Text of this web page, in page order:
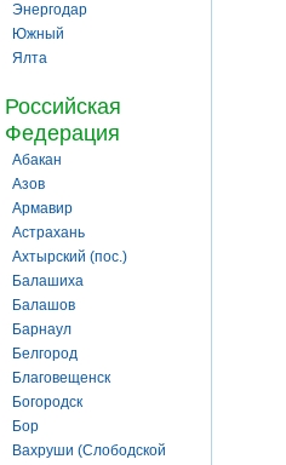
Энергодар
Южный
Ялта
Российская
Федерация
Абакан
Азов
Армавир
Астрахань
Ахтырский (пос.)
Балашиха
Балашов
Барнаул
Белгород
Благовещенск
Богородск
Бор
Вахруши (Слободской